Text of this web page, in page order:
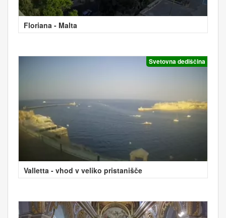
Floriana - Malta
Svetovna dediščina
Valletta - vhod v veliko pristanišče